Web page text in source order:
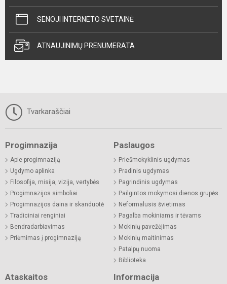
SENOJI INTERNETO SVETAINĖ
ATNAUJINIMŲ PRENUMERATA
Tvarkaraščiai
Progimnazija
Apie progimnaziją
Ugdymo aplinka
Filosofija, misija, vizija, vertybės
Progimnazijos simboliai
Progimnazijos daina ir skanduotė
Tradiciniai renginiai
Bendradarbiavimas
Priėmimas į progimnaziją
Paslaugos
Priešmokyklinis ugdymas
Pradinis ugdymas
Pagrindinis ugdymas
Pailgintos mokymosi dienos grupės
Neformalusis švietimas
Pagalba mokiniams ir tėvams
Mokinių pavežėjimas
Mokinių maitinimas
Patalpų nuoma
Biblioteka
Ataskaitos Informacija